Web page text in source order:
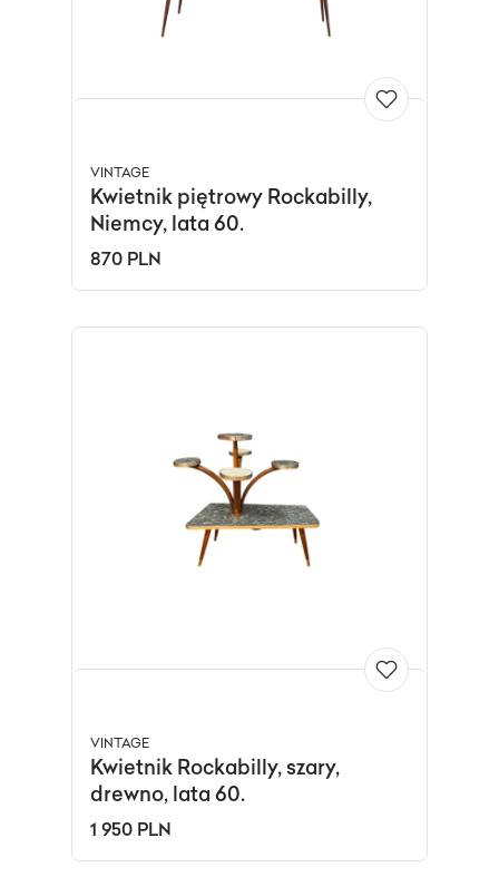
VINTAGE
Kwietnik piętrowy Rockabilly,
Niemcy, lata 60.
870 PLN
VINTAGE
Kwietnik Rockabilly, szary,
drewno, lata 60.
1 950 PLN